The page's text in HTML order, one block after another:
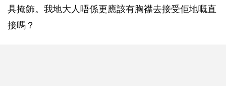
具掩飾。我地大人唔係更應該有胸襟去接受佢地嘅直
接嗎？